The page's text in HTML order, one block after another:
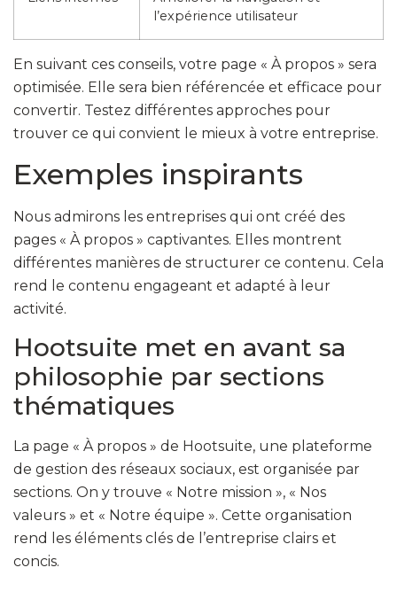
l’expérience utilisateur
En suivant ces conseils, votre page « À propos » sera
optimisée. Elle sera bien référencée et efficace pour
convertir. Testez différentes approches pour
trouver ce qui convient le mieux à votre entreprise.
Exemples inspirants
Nous admirons les entreprises qui ont créé des
pages « À propos » captivantes. Elles montrent
différentes manières de structurer ce contenu. Cela
rend le contenu engageant et adapté à leur
activité.
Hootsuite met en avant sa
philosophie par sections
thématiques
La page « À propos » de Hootsuite, une plateforme
de gestion des réseaux sociaux, est organisée par
sections. On y trouve « Notre mission », « Nos
valeurs » et « Notre équipe ». Cette organisation
rend les éléments clés de l’entreprise clairs et
concis.